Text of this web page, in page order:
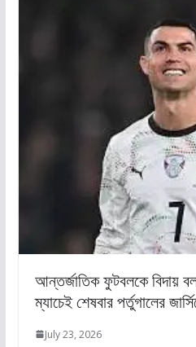
আন্তর্জাতিক ফুটবলকে বিদায়
ম্যাচেই শেষবার পর্তুগালের
July 23, 2026